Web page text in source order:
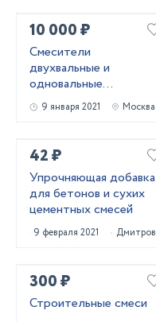
10 000 ₽
Смесители
двухвальные и
одновальные
С-3,С-6,С-12 торфа,
удобрений, кормов,
мела
9 января 2021 Москва
42 ₽
Упрочняющая добавка
для бетонов и сухих
цементных смесей
9 февраля 2021 Дмитров
300 ₽
Строительные смеси